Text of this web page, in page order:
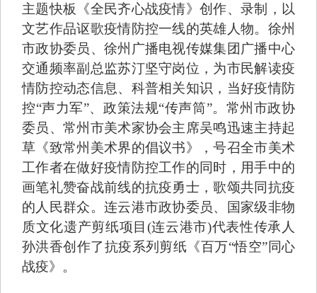
主题快板《全民齐心战疫情》创作、录制，以
文艺作品讴歌疫情防控一线的英雄人物。徐州
市政协委员、徐州广播电视传媒集团广播中心
交通频率副总监苏汀坚守岗位，为市民解读疫
情防控动态信息、科普相关知识，当好疫情防
控“声力军”、政策法规“传声筒”。常州市政协
委员、常州市美术家协会主席吴鸣迅速主持起
草《致常州美术界的倡议书》，号召全市美术
工作者在做好疫情防控工作的同时，用手中的
画笔礼赞奋战前线的抗疫勇士，歌颂共同抗疫
的人民群众。连云港市政协委员、国家级非物
质文化遗产剪纸项目(连云港市)代表性传承人
孙洪香创作了抗疫系列剪纸《百万“悟空”同心
战疫》。